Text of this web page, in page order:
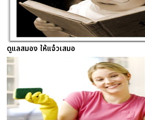
ดูแลสมอง ให้แจ๋วเสมอ